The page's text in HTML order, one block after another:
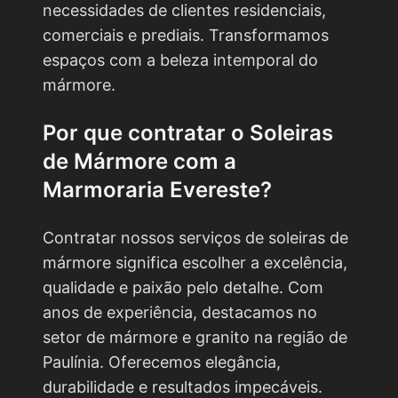
necessidades de clientes residenciais,
comerciais e prediais. Transformamos
espaços com a beleza intemporal do
mármore.
Por que contratar o Soleiras
de Mármore com a
Marmoraria Evereste?
Contratar nossos serviços de soleiras de
mármore significa escolher a excelência,
qualidade e paixão pelo detalhe. Com
anos de experiência, destacamos no
setor de mármore e granito na região de
Paulínia. Oferecemos elegância,
durabilidade e resultados impecáveis.